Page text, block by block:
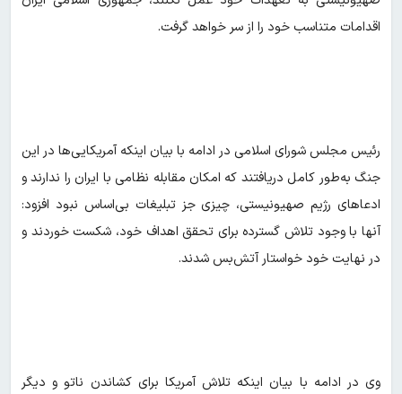
اقدامات متناسب خود را از سر خواهد گرفت.
رئیس مجلس شورای اسلامی در ادامه با بیان اینکه آمریکایی‌ها در این
جنگ به‌طور کامل دریافتند که امکان مقابله نظامی با ایران را ندارند و
ادعاهای رژیم صهیونیستی، چیزی جز تبلیغات بی‌اساس نبود افزود:
آنها با وجود تلاش گسترده برای تحقق اهداف خود، شکست خوردند و
در نهایت خود خواستار آتش‌بس شدند.
وی در ادامه با بیان اینکه تلاش آمریکا برای کشاندن ناتو و دیگر